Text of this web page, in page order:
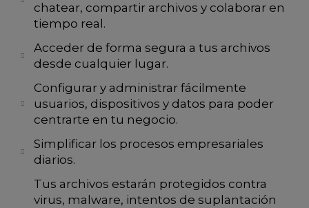
chatear, compartir archivos y colaborar en
tiempo real.
Acceder de forma segura a tus archivos
desde cualquier lugar.
Configurar y administrar fácilmente
usuarios, dispositivos y datos para poder
centrarte en tu negocio.
Simplificar los procesos empresariales
diarios.
Tus archivos estarán protegidos contra
virus, malware, intentos de suplantación